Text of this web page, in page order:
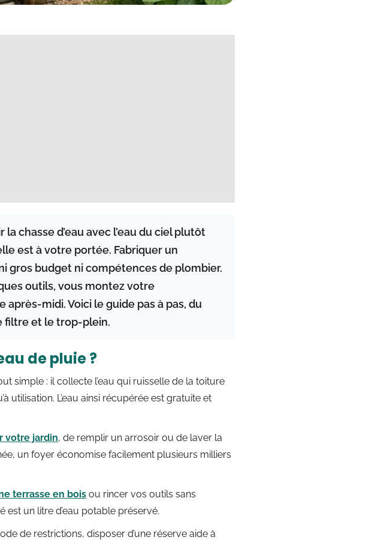
chasse d’eau avec l’eau du ciel plutôt
est à votre portée. Fabriquer un
gros budget ni compétences de plombier.
outils, vous montez votre
après-midi. Voici le guide pas à pas, du
filtre et le trop-plein.
de pluie ?
simple : il collecte l’eau qui ruisselle de la toiture
utilisation. L’eau ainsi récupérée est gratuite et
votre jardin, de remplir un arrosoir ou de laver la
un foyer économise facilement plusieurs milliers
terrasse en bois ou rincer vos outils sans
est un litre d’eau potable préservé.
de restrictions, disposer d’une réserve aide à